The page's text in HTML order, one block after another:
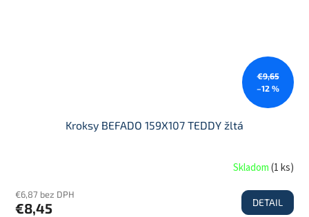
€9,65
–12 %
Kroksy BEFADO 159X107 TEDDY žltá
Skladom(1 ks)
€6,87 bez DPH
€8,45 DETAIL